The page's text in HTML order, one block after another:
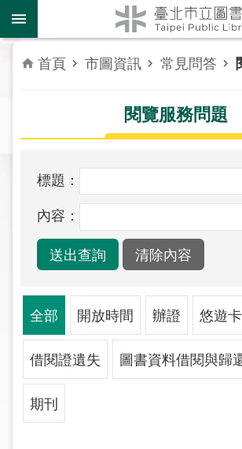
跳到主要內容區塊
到
館
資
訊
者
活
報
導
關
於
市
圖
線
上
首頁 市圖資訊 常見問答
閱覽服務問題
標題：
內容：
全部 開放時間 辦證 悠遊
借閱證遺失 圖書資料借閱與歸
期刊